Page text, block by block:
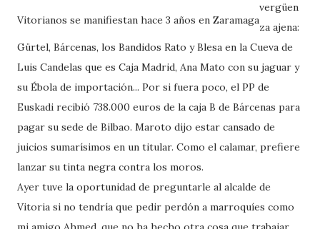
Vitorianos se manifiestan hace 3 años en Zaramaga
vergüen
za ajena:
Gürtel, Bárcenas, los Bandidos Rato y Blesa en la Cueva de
Luis Candelas que es Caja Madrid, Ana Mato con su jaguar y
su Ébola de importación... Por si fuera poco, el PP de
Euskadi recibió 738.000 euros de la caja B de Bárcenas para
pagar su sede de Bilbao. Maroto dijo estar cansado de
juicios sumarísimos en un titular. Como el calamar, prefiere
lanzar su tinta negra contra los moros.
Ayer tuve la oportunidad de preguntarle al alcalde de
Vitoria si no tendría que pedir perdón a marroquíes como